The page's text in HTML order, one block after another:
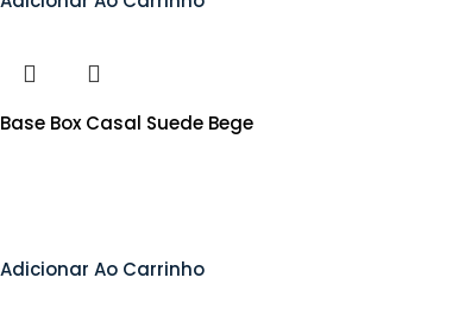
Base Box Casal Suede Bege
Adicionar Ao Carrinho